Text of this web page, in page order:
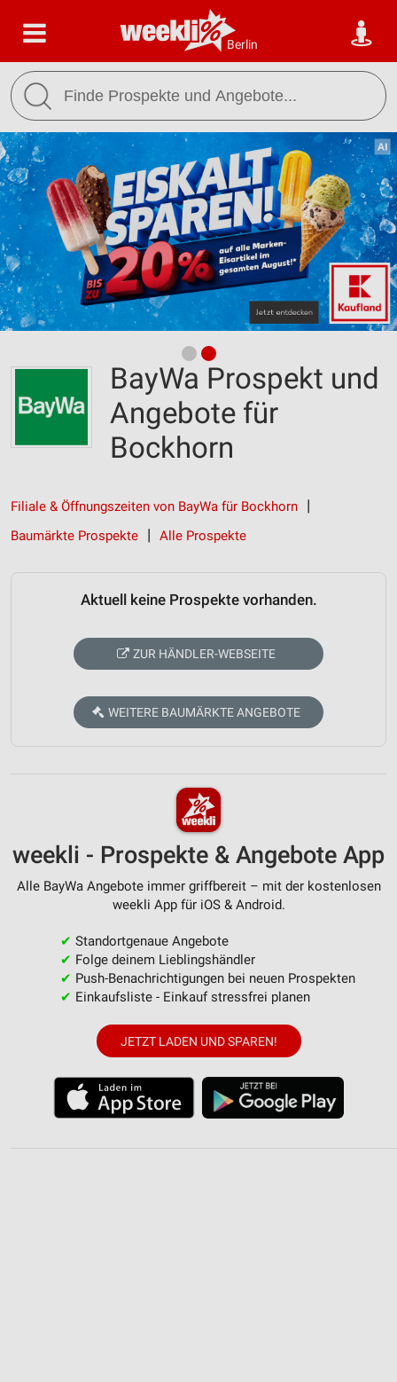
Berlin
BayWa Prospekt und
Angebote für
Bockhorn
Filiale & Öffnungszeiten von BayWa für Bockhorn
Baumärkte Prospekte
Alle Prospekte
Aktuell keine Prospekte vorhanden.
ZUR HÄNDLER-WEBSEITE
WEITERE BAUMÄRKTE ANGEBOTE
weekli - Prospekte & Angebote App
Alle BayWa Angebote immer griffbereit – mit der kostenlosen
weekli App für iOS & Android.
✔ Standortgenaue Angebote
✔ Folge deinem Lieblingshändler
✔ Push-Benachrichtigungen bei neuen Prospekten
✔ Einkaufsliste - Einkauf stressfrei planen
JETZT LADEN UND SPAREN!